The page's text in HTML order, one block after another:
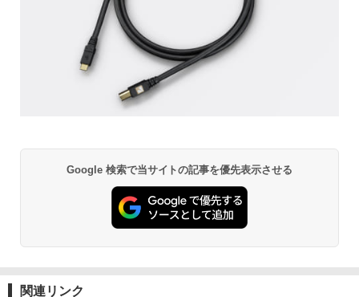
Google 検索で当サイトの記事を優先表示させる
関連リンク